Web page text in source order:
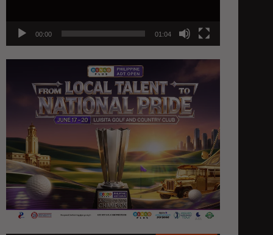
00:00 01:04